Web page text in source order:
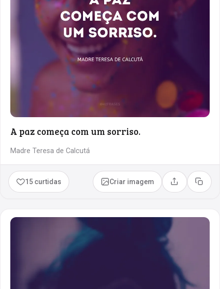
A paz começa com um sorriso.
Madre Teresa de Calcutá
15 curtidas Criar imagem Compartilhar
Copiar